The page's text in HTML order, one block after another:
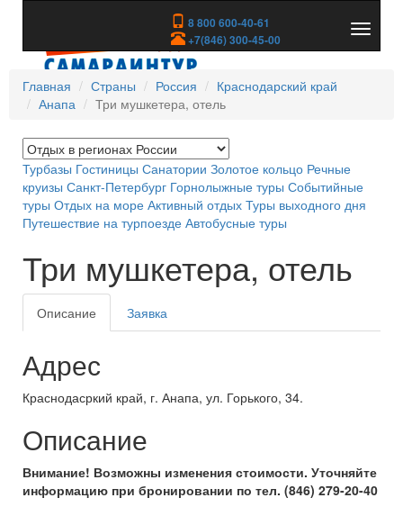
8 800 600-40-61
+7(846) 300-45-00
скрыть
Главная
Страны Россия
Краснодарский край
Анапа
Три мушкетера, отель
Турбазы Гостиницы Санатории Золотое кольцо Речные
круизы Санкт-Петербург Горнолыжные туры Событийные
туры Отдых на море Активный отдых Туры выходного дня
Путешествие на турпоезде Автобусные туры
Три мушкетера, отель
Описание Заявка
Адрес
Краснодасркий край, г. Анапа, ул. Горького, 34.
Описание
Внимание! Возможны изменения стоимости. Уточняйте
информацию при бронировании по тел. (846) 279-20-40